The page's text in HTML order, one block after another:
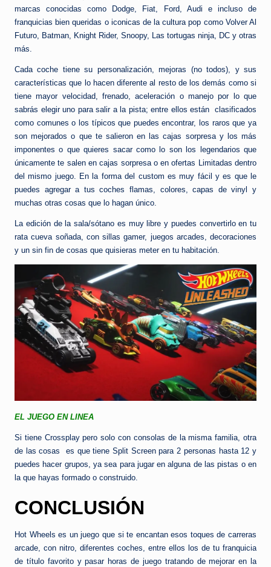
marcas conocidas como Dodge, Fiat, Ford, Audi e incluso de
franquicias bien queridas o iconicas de la cultura pop como Volver Al
Futuro, Batman, Knight Rider, Snoopy, Las tortugas ninja, DC y otras
más.
Cada coche tiene su personalización, mejoras (no todos), y sus
características que lo hacen diferente al resto de los demás como si
tiene mayor velocidad, frenado, aceleración o manejo por lo que
sabrás elegir uno para salir a la pista; entre ellos están clasificados
como comunes o los típicos que puedes encontrar, los raros que ya
son mejorados o que te salieron en las cajas sorpresa y los más
imponentes o que quieres sacar como lo son los legendarios que
únicamente te salen en cajas sorpresa o en ofertas Limitadas dentro
del mismo juego. En la forma del custom es muy fácil y es que le
puedes agregar a tus coches flamas, colores, capas de vinyl y
muchas otras cosas que lo hagan único.
La edición de la sala/sótano es muy libre y puedes convertirlo en tu
rata cueva soñada, con sillas gamer, juegos arcades, decoraciones
y un sin fin de cosas que quisieras meter en tu habitación.
EL JUEGO EN LINEA
Si tiene Crossplay pero solo con consolas de la misma familia, otra
de las cosas es que tiene Split Screen para 2 personas hasta 12 y
puedes hacer grupos, ya sea para jugar en alguna de las pistas o en
la que hayas formado o construido.
CONCLUSIÓN
Hot Wheels es un juego que si te encantan esos toques de carreras
arcade, con nitro, diferentes coches, entre ellos los de tu franquicia
de título favorito y pasar horas de juego tratando de mejorar en la